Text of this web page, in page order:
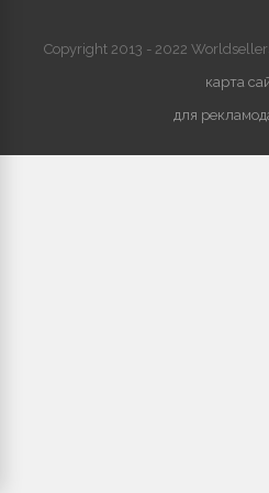
Copyright 2013 - 2022
карта
для